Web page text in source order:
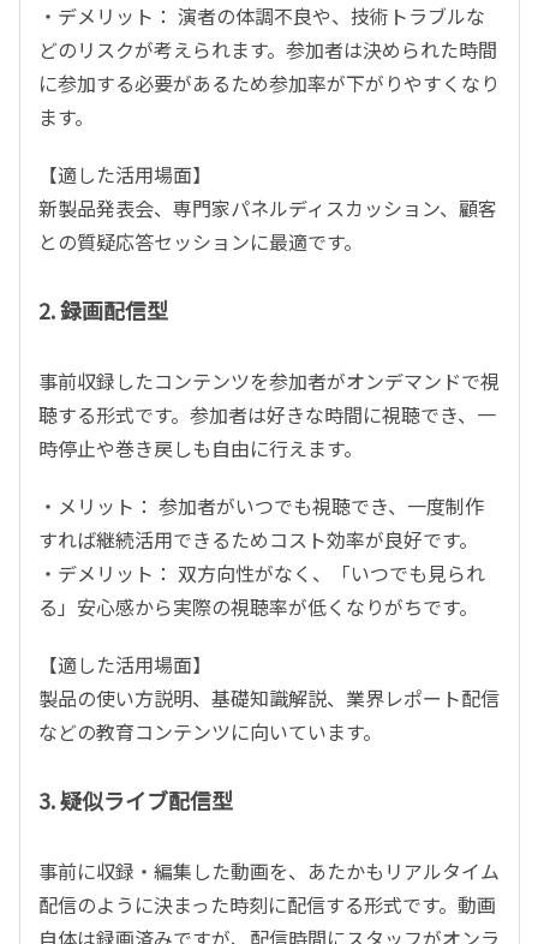
・デメリット： 演者の体調不良や、技術トラブルな
どのリスクが考えられます。参加者は決められた時間
に参加する必要があるため参加率が下がりやすくなり
ます。
【適した活用場面】
新製品発表会、専門家パネルディスカッション、顧客
との質疑応答セッションに最適です。
2. 録画配信型
事前収録したコンテンツを参加者がオンデマンドで視
聴する形式です。参加者は好きな時間に視聴でき、一
時停止や巻き戻しも自由に行えます。
・メリット： 参加者がいつでも視聴でき、一度制作
すれば継続活用できるためコスト効率が良好です。
・デメリット： 双方向性がなく、「いつでも見られ
る」安心感から実際の視聴率が低くなりがちです。
【適した活用場面】
製品の使い方説明、基礎知識解説、業界レポート配信
などの教育コンテンツに向いています。
3. 疑似ライブ配信型
事前に収録・編集した動画を、あたかもリアルタイム
配信のように決まった時刻に配信する形式です。動画
自体は録画済みですが、配信時間にスタッフがオンラ